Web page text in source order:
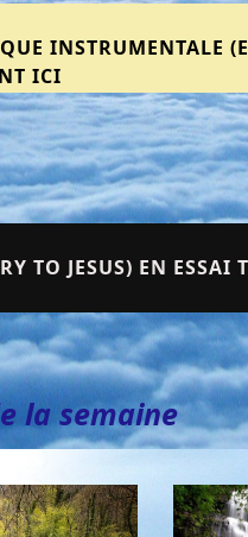
INSTRUMENTALE
ICI
TO JESUS) EN ESSAI
la semaine